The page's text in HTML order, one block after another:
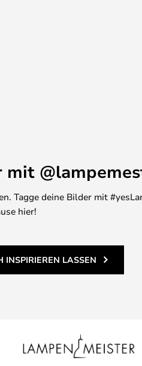
Tagge deine Bilder mit
hier!
INSPIRIEREN LASSEN